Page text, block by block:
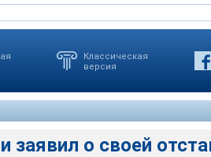
Классическая
версия
о своей